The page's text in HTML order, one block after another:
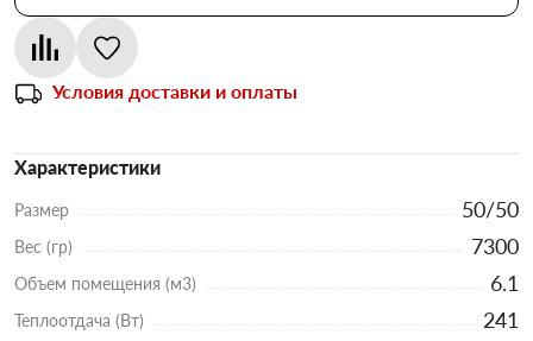
Условия доставки и оплаты
Характеристики
Размер 50/50
Вес (гр) 7300
Объем помещения (м3) 6.1
Теплоотдача (Вт) 241